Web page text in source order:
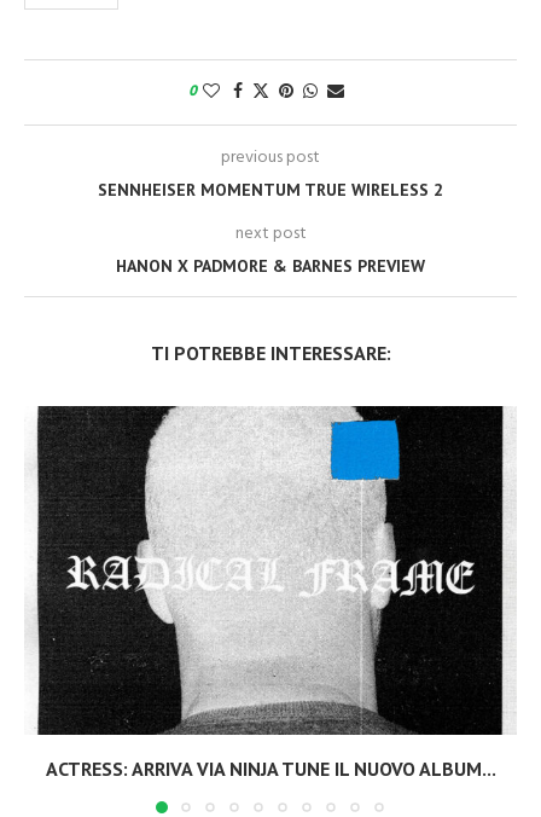
0
previous post
SENNHEISER MOMENTUM TRUE WIRELESS 2
next post
HANON X PADMORE & BARNES PREVIEW
TI POTREBBE INTERESSARE:
ACTRESS: ARRIVA VIA NINJA TUNE IL NUOVO ALBUM...